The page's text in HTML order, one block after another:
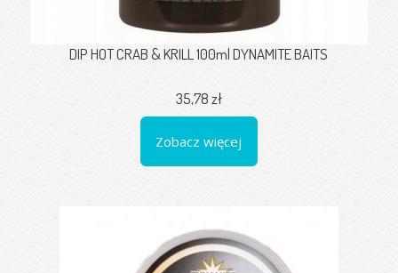
DIP HOT CRAB & KRILL 100ml DYNAMITE BAITS
35,78 zł
Zobacz więcej